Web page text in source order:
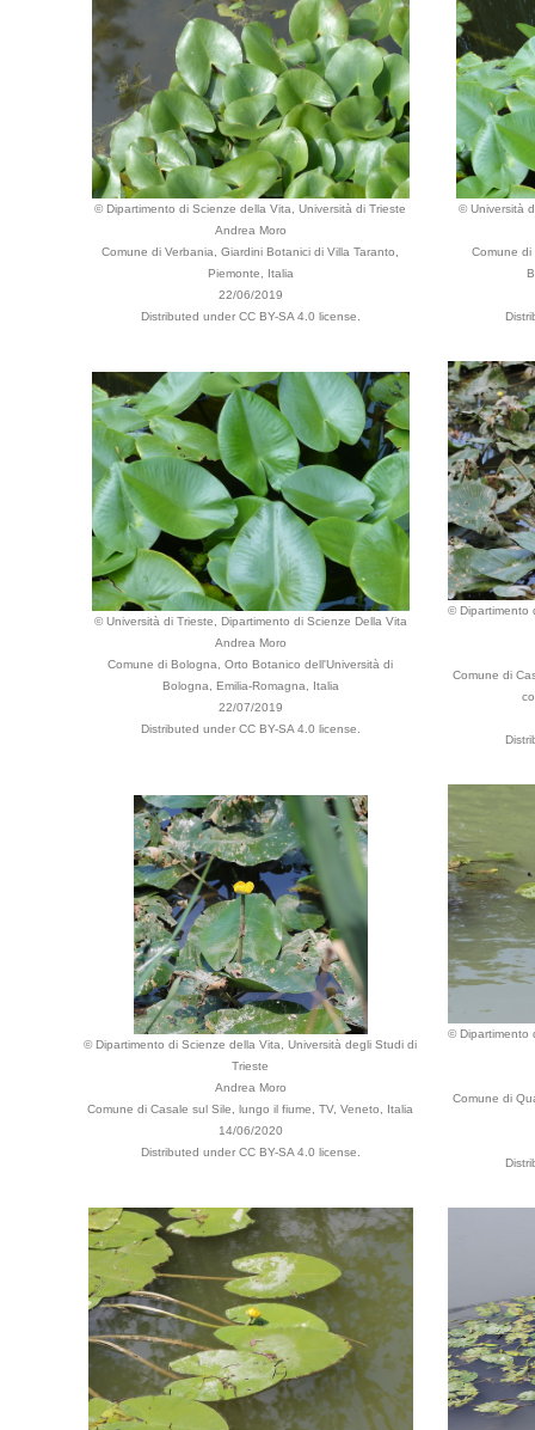
© Dipartimento di Scienze della Vita, Università di Trieste
Andrea Moro
Comune di Verbania, Giardini Botanici di Villa Taranto,
Piemonte, Italia
22/06/2019
Distributed under CC BY-SA 4.0 license.
© Università
Comune
© Università di Trieste, Dipartimento di Scienze Della Vita
Andrea Moro
Comune di Bologna, Orto Botanico dell'Università di
Bologna, Emilia-Romagna, Italia
22/07/2019
Distributed under CC BY-SA 4.0 license.
© Dipartimento
Comune di
© Dipartimento di Scienze della Vita, Università degli Studi di
Trieste
Andrea Moro
Comune di Casale sul Sile, lungo il fiume, TV, Veneto, Italia
14/06/2020
Distributed under CC BY-SA 4.0 license.
© Dipartimento
Comune di